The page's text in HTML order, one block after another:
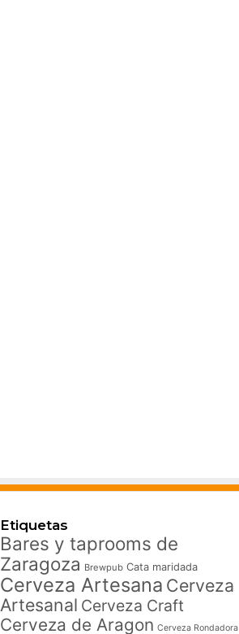
Etiquetas
Bares y taprooms de
Zaragoza Brewpub Cata maridada
Cerveza Artesana Cerveza
Artesanal Cerveza Craft
Cerveza de Aragon Cerveza Rondadora